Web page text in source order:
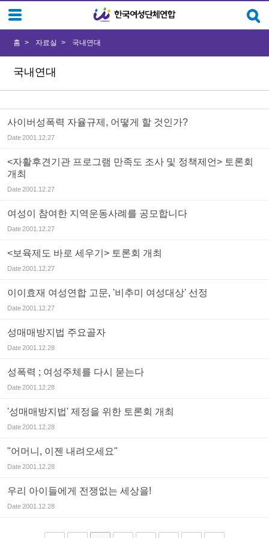
국내연대
홈 자료실 국내연대
사이버성폭력 자율규제, 어떻게 할 것인가?
Date2001.12.27
<자활후견기관 프로그램 만족도 조사 및 정책제언> 토론회
개최
Date2001.12.27
여성이 참여한 지역운동사례를 공모합니다
Date2001.12.27
<보육제도 바로 세우기> 토론회 개최
Date2001.12.27
이이효재 여성연합 고문, '비추미 여성대상' 선정
Date2001.12.27
성매매방지법 주요골자
Date2001.12.28
성폭력 ; 여성주체를 다시 묻는다
Date2001.12.28
'성매매방지법' 제정을 위한 토론회 개최
Date2001.12.28
"어머니, 이젠 내려오세요"
Date2001.12.28
우리 아이들에게 전쟁없는 세상을!
Date2001.12.28